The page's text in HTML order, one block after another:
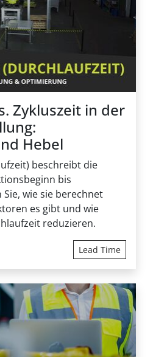
Abfüllanlage
Big-Bag-Befüllung
Zykluszeit in der
Hebel
beschreibt die
bis
wie sie berechnet
es gibt und wie
reduzieren.
Lead Time